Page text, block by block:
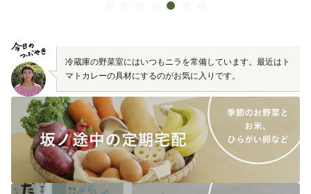
冷蔵庫の野菜室にはいつもニラを常備しています。最近はト
マトカレーの具材にするのがお気に入りです。